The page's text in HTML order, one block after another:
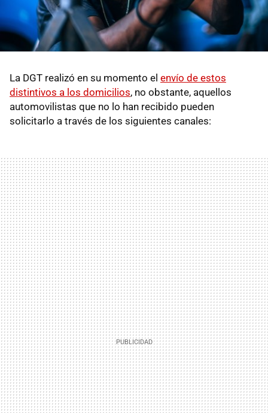
La DGT realizó en su momento el envío de estos
distintivos a los domicilios, no obstante, aquellos
automovilistas que no lo han recibido pueden
solicitarlo a través de los siguientes canales: